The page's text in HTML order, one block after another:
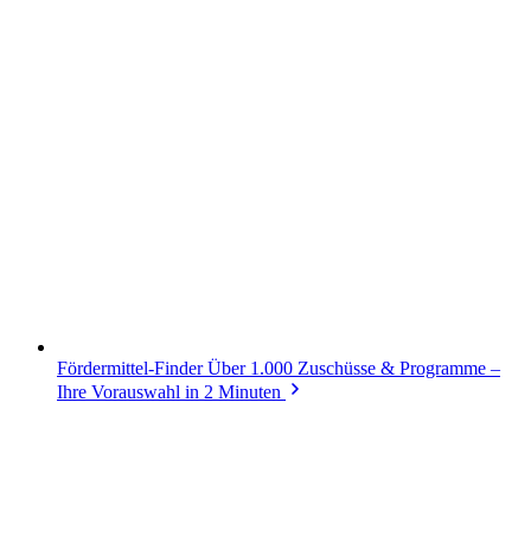
Fördermittel-Finder Über 1.000 Zuschüsse & Programme –
Ihre Vorauswahl in 2 Minuten